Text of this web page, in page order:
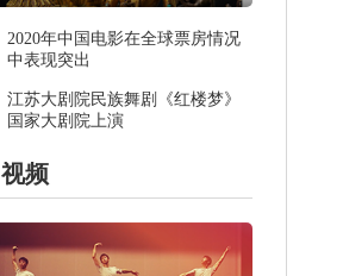
2020年中国电影在全球票房情况
中表现突出
江苏大剧院民族舞剧《红楼梦》
国家大剧院上演
视频